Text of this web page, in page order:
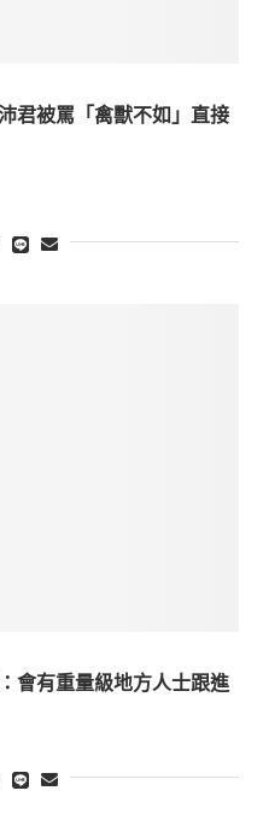
君被罵「禽獸不如」直接
會有重量級地方人士跟進